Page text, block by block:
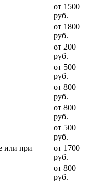
от 1500
руб.
от 1800
руб.
от 200
руб.
от 500
руб.
от 800
руб.
от 800
руб.
от 500
руб.
или при
от 1700
руб.
от 800
руб.